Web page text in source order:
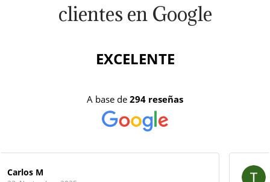
clientes en Google
EXCELENTE
A base de 294 reseñas